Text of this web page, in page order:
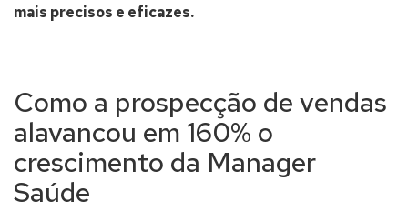
mais precisos e eficazes.
Como a prospecção de vendas
alavancou em 160% o
crescimento da Manager
Saúde